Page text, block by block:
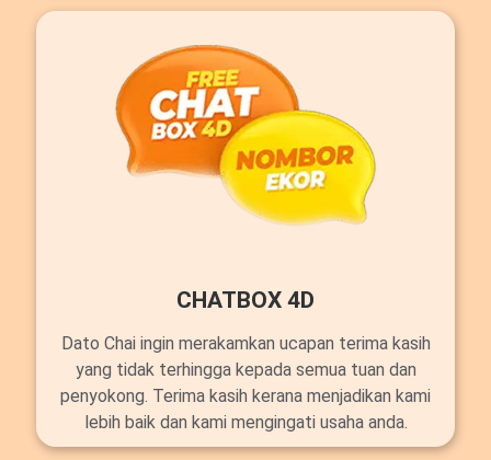
CHATBOX 4D
Dato Chai ingin merakamkan ucapan terima kasih
yang tidak terhingga kepada semua tuan dan
penyokong. Terima kasih kerana menjadikan kami
lebih baik dan kami mengingati usaha anda.